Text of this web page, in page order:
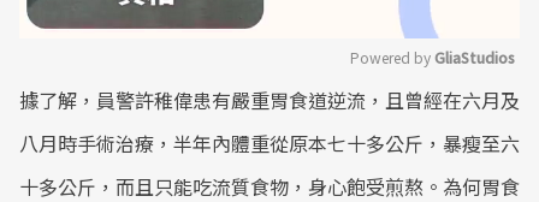
Mute
Powered by GliaStudios
據了解，員警許稚偉患有嚴重胃食道逆流，且曾經在六月及
八月時手術治療，半年內體重從原本七十多公斤，暴瘦至六
十多公斤，而且只能吃流質食物，身心飽受煎熬。為何胃食